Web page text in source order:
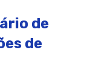
de
de